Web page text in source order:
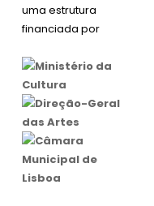
uma estrutura
financiada por